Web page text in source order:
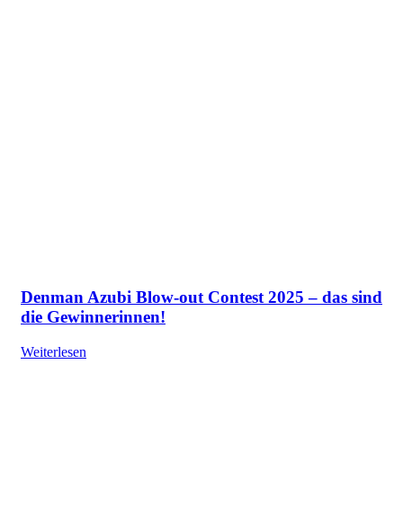
Denman Azubi Blow-out Contest 2025 – das sind
die Gewinnerinnen!
Weiterlesen